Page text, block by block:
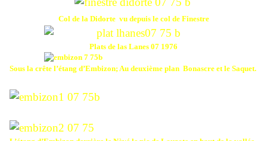
Col de la Didorte vu depuis le col de Finestre
Plats de las Lanes 07 1976
Sous la crête l’étang d’Embizon; Au deuxième plan Bonascre et le Saquet.